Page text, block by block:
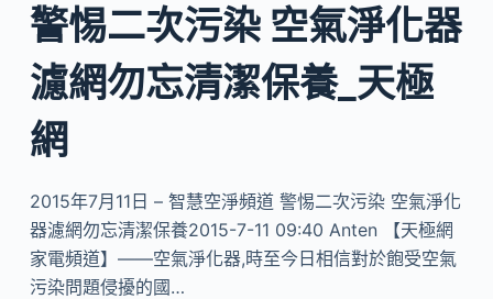
警惕二次污染 空氣淨化器
濾網勿忘清潔保養_天極
網
2015年7月11日 – 智慧空淨頻道 警惕二次污染 空氣淨化
器濾網勿忘清潔保養2015-7-11 09:40 Anten 【天極網
家電頻道】——空氣淨化器,時至今日相信對於飽受空氣
污染問題侵擾的國…